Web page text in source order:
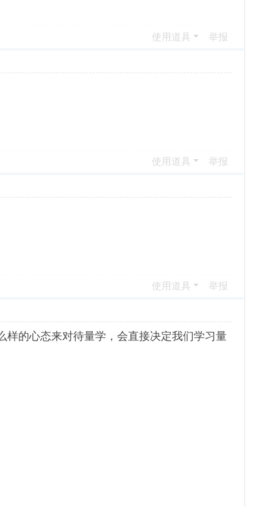
使用道具 举报
使用道具 举报
使用道具 举报
样的心态来对待量学，会直接决定我们学习量